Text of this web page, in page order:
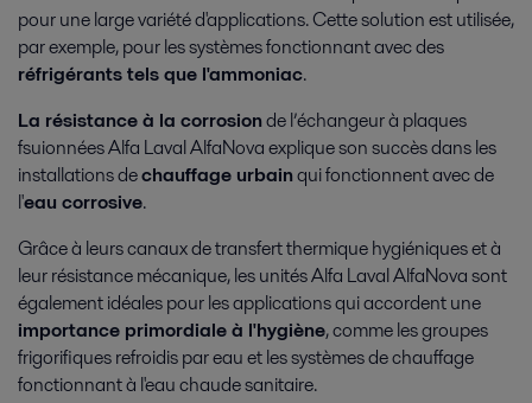
commerciaux ou bâtiments publics.
Chauffage urbain
Les échangeurs thermiques à plaques écoénergétiques d'Alfa Laval
prennent en charge tous les processus de chauffage urbain, ce qui réduit
les émissions de carbone et la demande d'énergie primaire.
pour une large variété d'applications. Cette solution est utilisée,
par exemple, pour les systèmes fonctionnant avec des
réfrigérants tels que l'ammoniac.
La résistance à la corrosionde l’échangeur à plaques
fsuionnées Alfa Laval AlfaNova explique son succès dans les
installations dechauffage urbainqui fonctionnent avec de
l'eau corrosive.
Grâce à leurs canaux de transfert thermique hygiéniques et à
leur résistance mécanique, les unités Alfa Laval AlfaNova sont
également idéales pour les applications qui accordent une
importance primordiale à l'hygiène, comme les groupes
frigorifiques refroidis par eau et les systèmes de chauffage
fonctionnant à l'eau chaude sanitaire.